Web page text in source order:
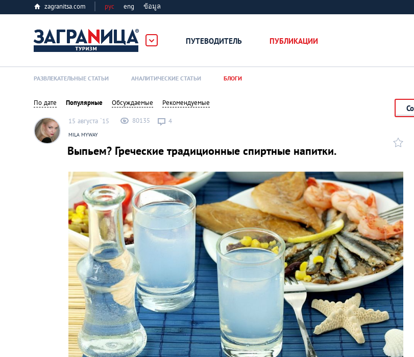
zagranitsa.com рус eng ข้อมูล
ПУТЕВОДИТЕЛЬ ПУБЛИКАЦИИ
Алматы
Астана
Афины
Киев
Лондон
Лос-Анджелес
Москва
Париж
РАЗВЛЕКАТЕЛЬНЫЕ СТАТЬИ АНАЛИТИЧЕСКИЕ СТАТЬИ БЛОГИ
По дате Популярные Обсуждаемые Рекомендуемые
MILA MYWAY
15 августа `15 80135 4
Выпьем? Греческие традиционные спиртные напитки.
Между
лучших
LIFESTYLE